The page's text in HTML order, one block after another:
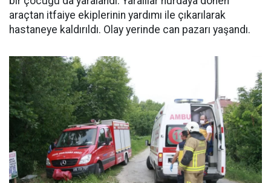
araçtan itfaiye ekiplerinin yardımı ile çıkarılarak
hastaneye kaldırıldı. Olay yerinde can pazarı yaşandı.